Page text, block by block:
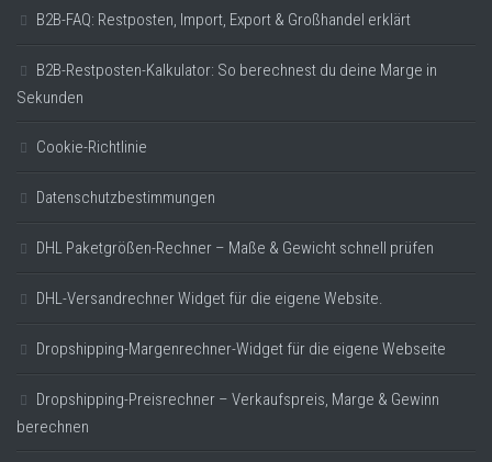
B2B-FAQ: Restposten, Import, Export & Großhandel erklärt
B2B-Restposten-Kalkulator: So berechnest du deine Marge in
Sekunden
Cookie-Richtlinie
Datenschutzbestimmungen
DHL Paketgrößen-Rechner – Maße & Gewicht schnell prüfen
DHL-Versandrechner Widget für die eigene Website.
Dropshipping-Margenrechner-Widget für die eigene Webseite
Dropshipping-Preisrechner – Verkaufspreis, Marge & Gewinn
berechnen